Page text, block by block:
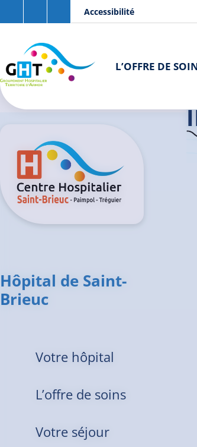
Aller au contenu principal
Accessibilité
L’OFFRE DE
Hôpital de Saint-
Brieuc
Votre hôpital
L’offre de soins
Votre séjour
Panneau de gestion des cookies